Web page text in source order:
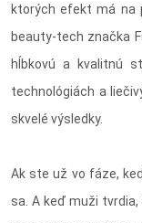
ktorých efekt má na
beauty-tech značka
hĺbkovú a kvalitnú
technológiách a
skvelé výsledky.
Ak ste už vo fáze,
sa. A keď muži